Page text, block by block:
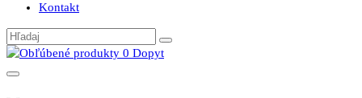
Kontakt
0 Dopyt